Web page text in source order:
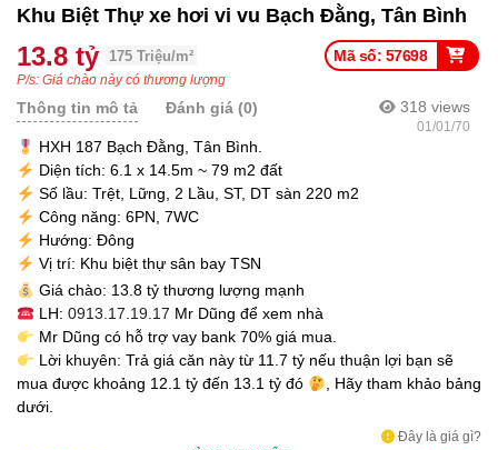
Khu Biệt Thự xe hơi vi vu Bạch Đằng, Tân Bình
Mã số: 57698
13.8 tỷ 175 Triệu/m²
P/s: Giá chào này có thương lượng
318 views
01/01/70
Thông tin mô tả Đánh giá (0)
HXH 187 Bạch Đằng, Tân Bình.
Diện tích: 6.1 x 14.5m ~ 79 m2 đất
Số lầu: Trệt, Lững, 2 Lầu, ST, DT sàn 220 m2
Công năng: 6PN, 7WC
Hướng: Đông
Vị trí: Khu biệt thự sân bay TSN
Giá chào: 13.8 tỷ thương lượng mạnh
LH: 0913.17.19.17 Mr Dũng để xem nhà
Mr Dũng có hỗ trợ vay bank 70% giá mua.
Lời khuyên: Trả giá căn này từ 11.7 tỷ nếu thuận lợi bạn sẽ
mua được khoảng 12.1 tỷ đến 13.1 tỷ đó
, Hãy tham khảo bảng
dưới.
Đây là giá gì?